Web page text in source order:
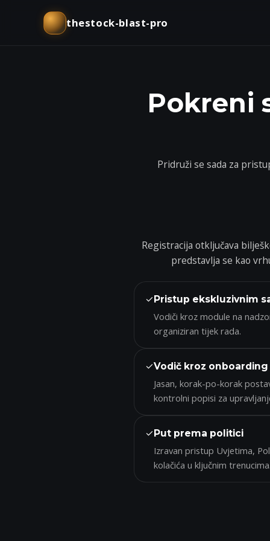
thestock-blast-pro
Pokreni
Pridruži se sada za
Registracija otključava
predstavlja se kao
✓Pristup ekskluzivnim
Vodiči kroz module na
organiziran tijek rada.
✓Vodič kroz onboarding
Jasan, korak-po-korak
kontrolni popisi za
✓Put prema politici
Izravan pristup Uvjetima,
kolačića u ključnim trenucima.